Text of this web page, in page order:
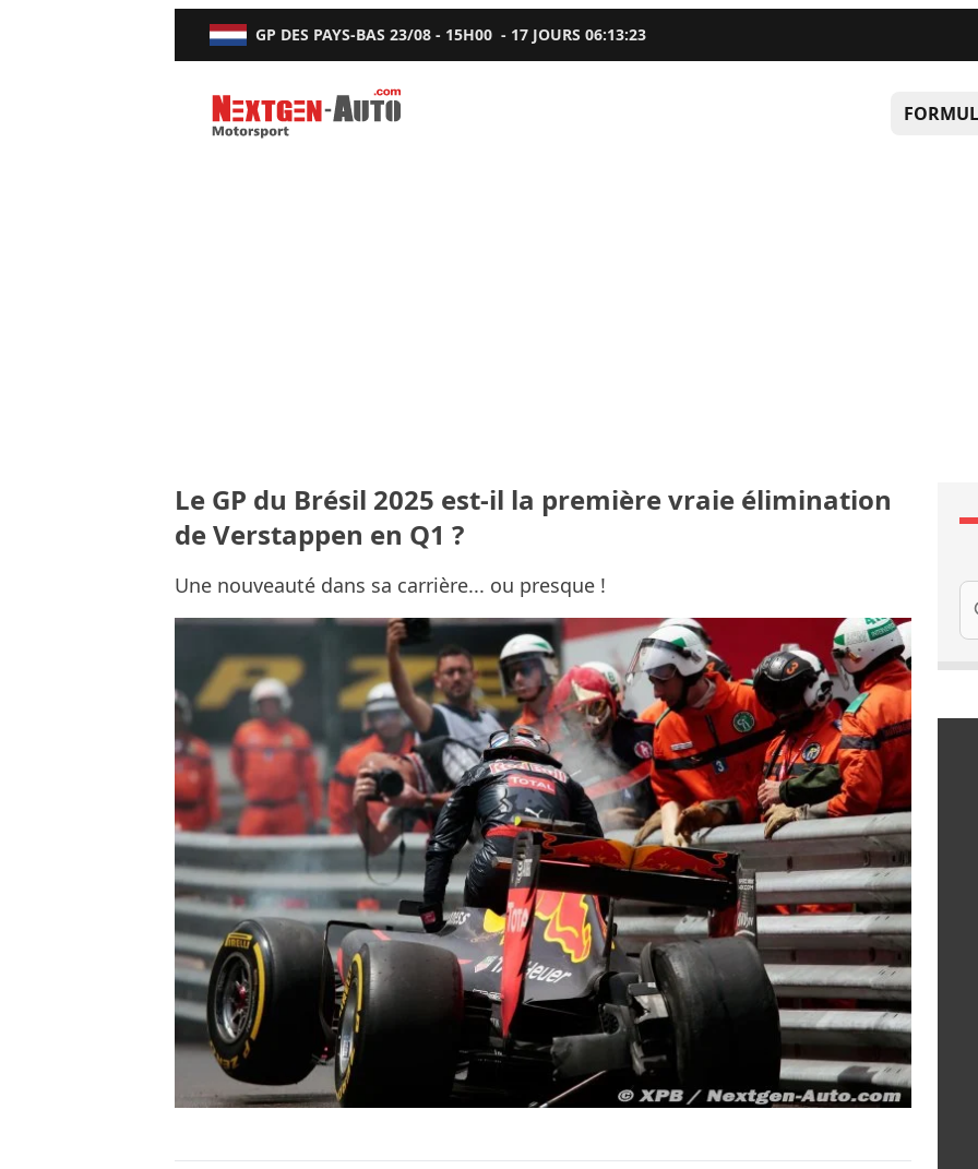
GP DES PAYS-BAS 23/08 - 15H00 - 17 JOURS06:13:22
Nextgen-Auto.com
Le GP du Brésil 2025 est-il la première vraie élimination
de Verstappen en Q1 ?
Une nouveauté dans sa carrière... ou presque !